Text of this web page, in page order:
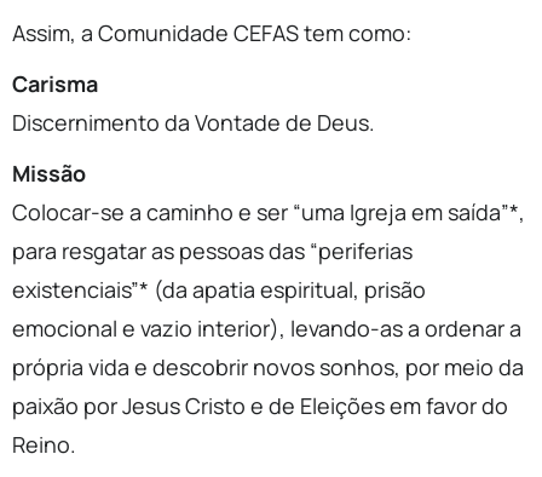
Assim, a Comunidade CEFAS tem como:
Carisma
Discernimento da Vontade de Deus.
Missão
Colocar-se a caminho e ser “uma Igreja em saída”*,
para resgatar as pessoas das “periferias
existenciais”* (da apatia espiritual, prisão
emocional e vazio interior), levando-as a ordenar a
própria vida e descobrir novos sonhos, por meio da
paixão por Jesus Cristo e de Eleições em favor do
Reino.